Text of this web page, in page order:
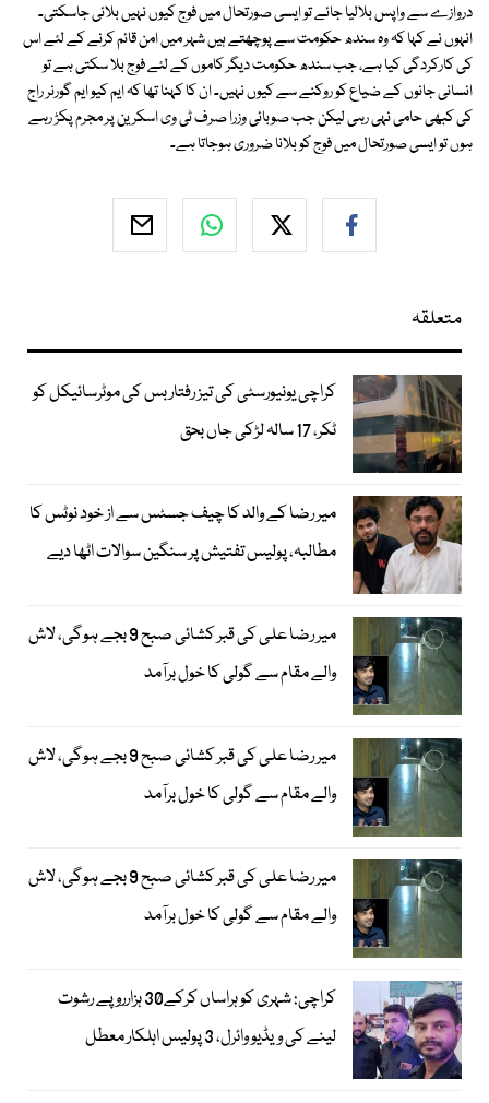
دروازے سے واپس بلالیا جائے تو ایسی صورتحال میں فوج کیوں نہیں بلائی جاسکتی۔
انہوں نے کہا کہ وہ سندھ حکومت سے پوچھتے ہیں شہر میں امن قائم کرنے کے لئے اس
کی کارکردگی کیا ہے، جب سندھ حکومت دیگر کاموں کے لئے فوج بلا سکتی ہے تو
انسانی جانوں کے ضیاع کو روکنے سے کیوں نہیں۔ ان کا کہنا تھا کہ ایم کیو ایم گورنر راج
کی کبھی حامی نہی رہی لیکن جب صوبائی وزرا صرف ٹی وی اسکرین پر مجرم پکڑ رہے
ہوں تو ایسی صورتحال میں فوج کو بلانا ضروری ہوجاتا ہے۔
متعلقہ
کراچی یونیورسٹی کی تیز رفتار بس کی موٹرسائیکل کو
ٹکر، 17 سالہ لڑکی جاں بحق
میر رضا کے والد کا چیف جسٹس سے از خود نوٹس کا
مطالبہ، پولیس تفتیش پر سنگین سوالات اٹھا دیے
میر رضا علی کی قبر کشائی صبح 9 بجے ہوگی، لاش
والے مقام سے گولی کا خول برآمد
میر رضا علی کی قبر کشائی صبح 9 بجے ہوگی، لاش
والے مقام سے گولی کا خول برآمد
میر رضا علی کی قبر کشائی صبح 9 بجے ہوگی، لاش
والے مقام سے گولی کا خول برآمد
کراچی: شہری کو ہراساں کرکے30 ہزارروپے رشوت
لینے کی ویڈیو وائرل، 3 پولیس اہلکار معطل